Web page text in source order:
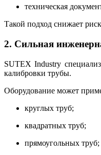
техническая
Такой подход снижает
2. Сильная
SUTEX Industry
калибровки трубы.
Оборудование может
круглых труб;
квадратных труб;
прямоугольных труб;